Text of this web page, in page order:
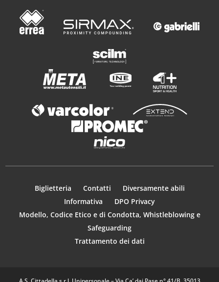
Biglietteria Contatti
Diversamente abili
Informativa
DPO Privacy
Modello, Codice Etico e di Condotta, Whistleblowing e
Safeguarding
Trattamento dei dati